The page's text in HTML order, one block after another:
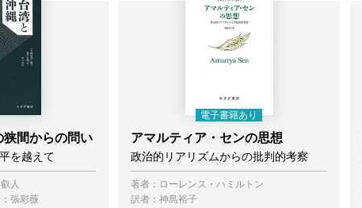
狭間からの問い
を越えて
人
張彩薇
アマルティア・センの思想
政治的リアリズムからの批判的考察
著者： ローレンス・ハミルトン
訳者：神島裕子